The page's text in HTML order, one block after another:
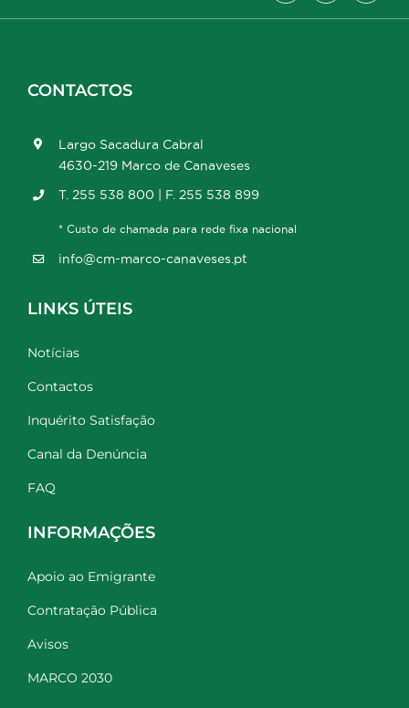
CONTACTOS
Largo Sacadura Cabral
4630-219 Marco de Canaveses
T. 255 538 800 | F. 255 538 899
* Custo de chamada para rede fixa nacional
info@cm-marco-canaveses.pt
LINKS ÚTEIS
Notícias
Contactos
Inquérito Satisfação
Canal da Denúncia
FAQ
INFORMAÇÕES
Apoio ao Emigrante
Contratação Pública
Avisos
MARCO 2030